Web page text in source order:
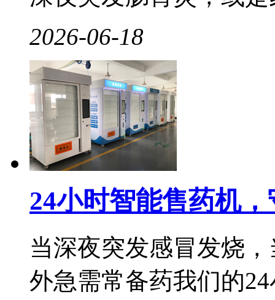
2026-06-18
24小时智能售药机
当深夜突发感冒发烧
外急需常备药我们的